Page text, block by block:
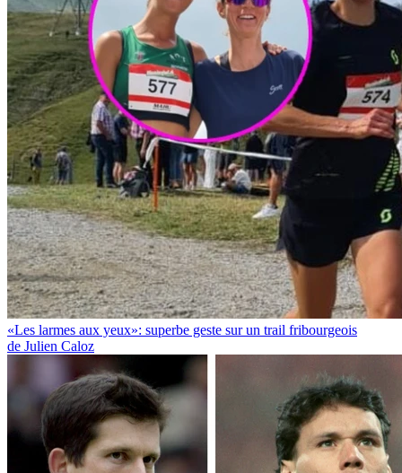
«Les larmes aux yeux»: superbe geste sur un trail fribourgeois
de Julien Caloz